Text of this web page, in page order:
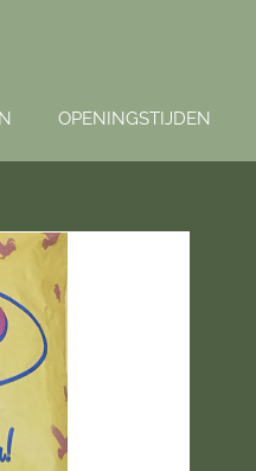
OPENINGSTIJDEN